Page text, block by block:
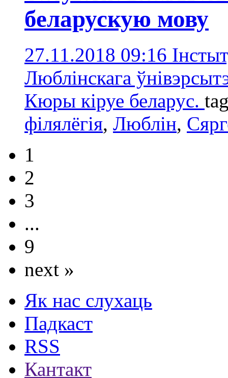
беларускую мову
27.11.2018 09:16
Люблінскага
Кюры кіруе беларус.
філялёгія, Люблін,
1
2
3
...
9
next »
Як нас слухаць
Падкаст
RSS
Кантакт